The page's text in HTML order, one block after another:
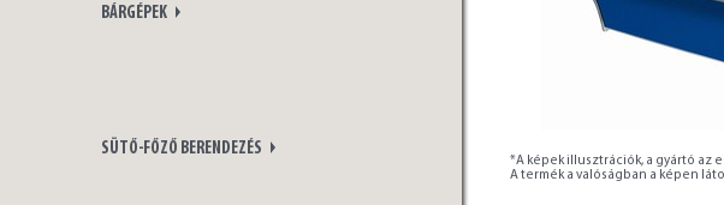
BÁRGÉPEK
SÜTŐ-FŐZŐ BERENDEZÉS
*A képek illusztrációk, a gyártó az
A termék a valóságban a képen